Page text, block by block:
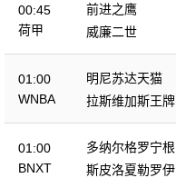
00:45
荷甲
前进之鹰
威廉二世
01:00
WNBA
明尼苏达天猫
拉斯维加斯王牌
01:00
BNXT
多纳尔格罗宁根
斯皮洛夏勒罗伊